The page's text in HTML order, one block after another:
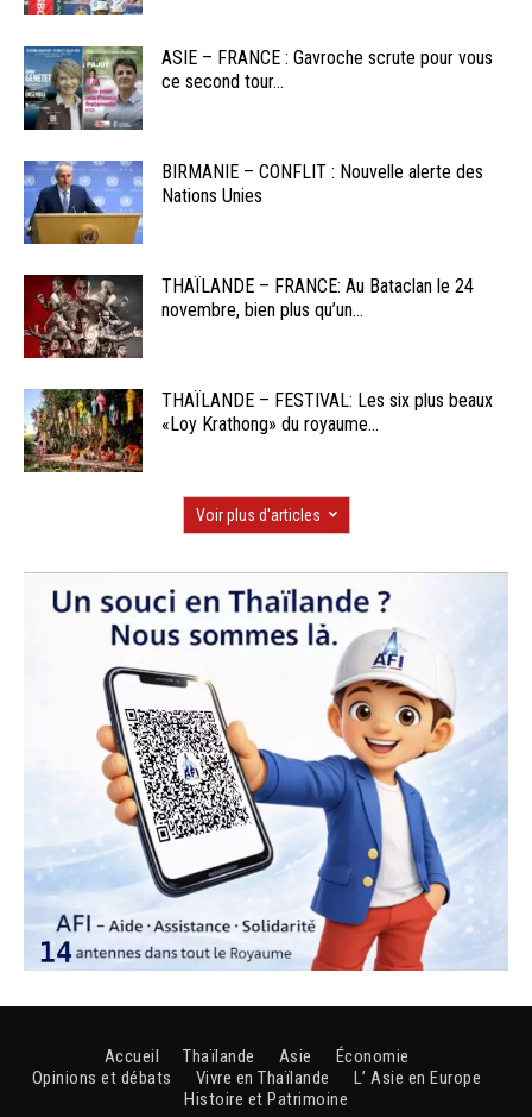
ASIE – FRANCE : Gavroche scrute pour vous
ce second tour...
BIRMANIE – CONFLIT : Nouvelle alerte des
Nations Unies
THAÏLANDE – FRANCE: Au Bataclan le 24
novembre, bien plus qu’un...
THAÏLANDE – FESTIVAL: Les six plus beaux
«Loy Krathong» du royaume...
Voir plus d'articles
Accueil Thaïlande Asie
Économie
Opinions et débats
Vivre en Thaïlande
L’ Asie en Europe
Histoire et Patrimoine